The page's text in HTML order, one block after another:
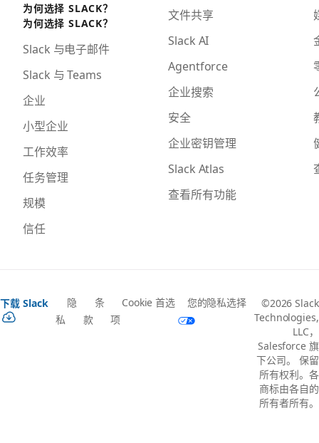
为何选择 SLACK？
为何选择 SLACK？
Slack 与电子邮件
Slack 与 Teams
企业
小型企业
工作效率
任务管理
规模
信任
文件共享
Slack AI
Agentforce
企业搜索
安全
企业密钥管理
Slack Atlas
查看所有功能
下载 Slack
隐
私
条
款
Cookie 首选
项
您的隐私选择
©2026 Slack
Technologies,
LLC，
Salesforce 旗
下公司。 保留
所有权利。各
商标由各自的
所有者所有。